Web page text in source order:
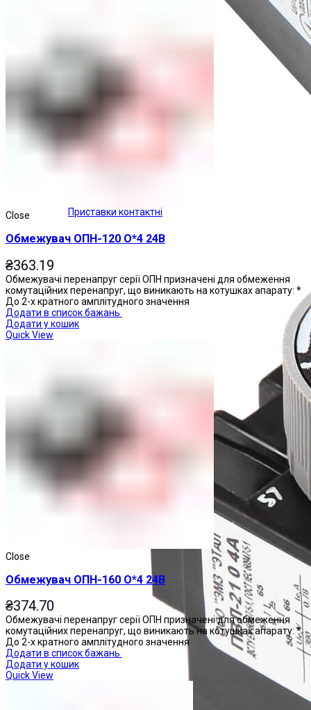
Приставки контактні
Close
Обмежувач ОПН-120 О*4 24В
₴363.19
Обмежувачі перенапруг серії ОПН призначені для обмеження
комутаційних перенапруг, що виникають на котушках апарату: *
До 2-х кратного амплітудного значення
Додати в список бажань
Додати у кошик
Quick View
Close
Обмежувач ОПН-160 О*4 24В
₴374.70
Обмежувачі перенапруг серії ОПН призначені для обмеження
комутаційних перенапруг, що виникають на котушках апарату: *
До 2-х кратного амплітудного значення
Додати в список бажань
Додати у кошик
Quick View